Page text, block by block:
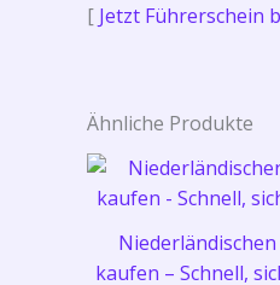
[ Jetzt Führerschein
Ähnliche Produkte
kaufen – Schnell,